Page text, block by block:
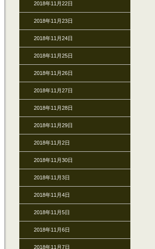
2018年11月22日
2018年11月23日
2018年11月24日
2018年11月25日
2018年11月26日
2018年11月27日
2018年11月28日
2018年11月29日
2018年11月2日
2018年11月30日
2018年11月3日
2018年11月4日
2018年11月5日
2018年11月6日
2018年11月7日